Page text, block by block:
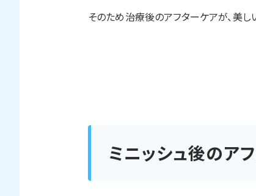
そのため治療後のアフターケアが、美
ミニッシュ後のア